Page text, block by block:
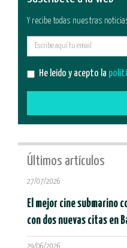
Y recibe todas nuestras
He leído y acepto la
Últimos artículos
27/07/2026
El mejor cine submarino
con dos nuevas citas en